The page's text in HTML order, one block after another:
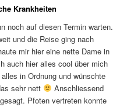
Krankheiten
noch auf diesen Termin warten.
und die Reise ging nach
mir hier eine nette Dame in
auch hier alles cool über mich
in Ordnung und wünschte
sehr nett
Anschliessend
Pfoten vertreten konnte